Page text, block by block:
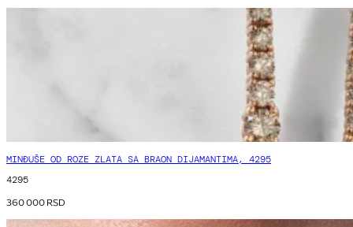
MINĐUŠE OD ROZE ZLATA SA BRAON DIJAMANTIMA, 4295
4295
360 000RSD